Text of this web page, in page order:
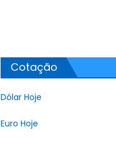
Cotação
Dólar Hoje
Euro Hoje